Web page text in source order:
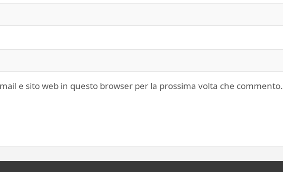
e sito web in questo browser per la prossima volta che commento.